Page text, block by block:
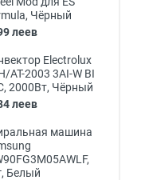
Чёрный
леев
Electrolux
AT-2003 3AI-W BI
2000Вт, Чёрный
леев
машина
Белый